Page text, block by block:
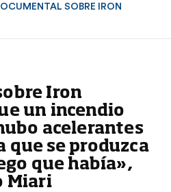
SOBRE IRON
Iron
un incendio
acelerantes
que se produzca
que había»,
Miari